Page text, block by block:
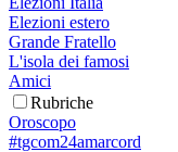
Elezioni estero
Grande Fratello
L'isola dei famosi
Amici
Rubriche
Oroscopo
#tgcom24amarcord